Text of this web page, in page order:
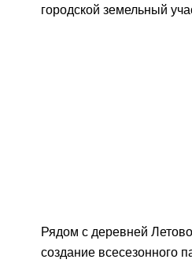
городской земельный
Рядом с деревней
создание всесезонного